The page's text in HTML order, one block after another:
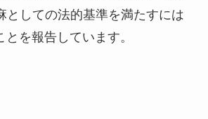
としての法的基準を満たすには
を報告しています。